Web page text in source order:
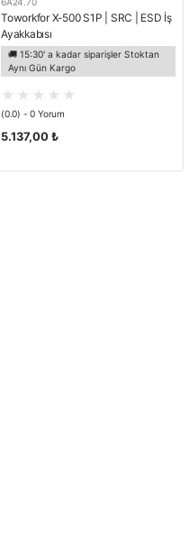
Toworkfor X-500 S1P | SRC | ESD İş
Ayakkabısı
🚚 15:30' a kadar siparişler Stoktan
Aynı Gün Kargo
(0.0) - 0 Yorum
5.137,00 ₺